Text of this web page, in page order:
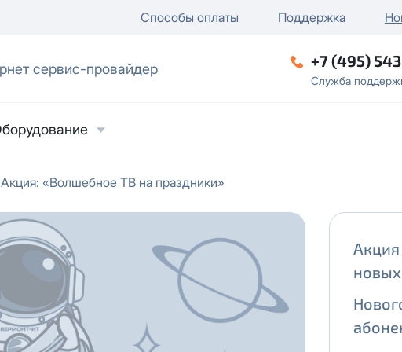
Способы оплаты Поддержка
сервис-провайдер +7 (495)
Служба
Акция: «Волшебное ТВ на праздники»
Акция
на обработку персональных данныхв
сПолитикой в отношении обработки
данных
лицо
/ отключение